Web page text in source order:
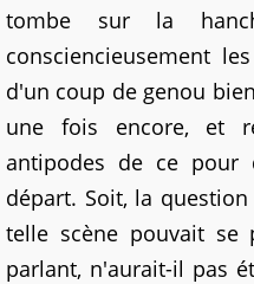
tombe sur la
consciencieusement
d'un coup de genou
une fois encore, et
antipodes de ce pour
départ. Soit, la
telle scène pouvait se
parlant, n'aurait-il pas